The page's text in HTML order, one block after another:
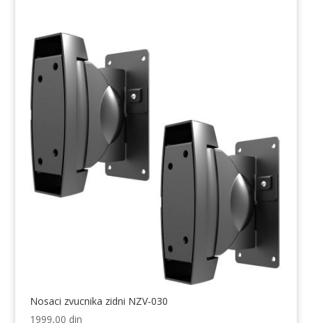
Nosaci zvucnika zidni NZV-030
1999,00 din